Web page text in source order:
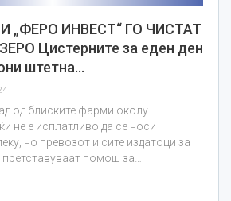
И „ФЕРО ИНВЕСТ“ ГО ЧИСТАТ
Цистерните за еден ден
штетна…
од блиските фарми околу
не е исплатливо да се носи
но превозот и сите издатоци за
помош за…